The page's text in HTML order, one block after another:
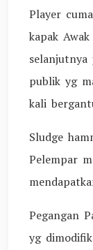
Player
kapak
publik yg
kali
Sludge
Pelempar
Pegangan
yg